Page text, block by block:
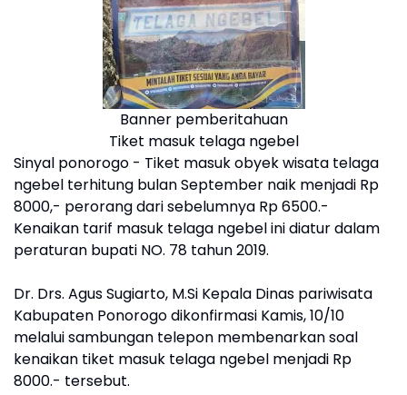
Banner pemberitahuan
Tiket masuk telaga ngebel
Sinyal ponorogo - Tiket masuk obyek wisata telaga
ngebel terhitung bulan September naik menjadi Rp
8000,- perorang dari sebelumnya Rp 6500.-
Kenaikan tarif masuk telaga ngebel ini diatur dalam
peraturan bupati NO. 78 tahun 2019.
Dr. Drs. Agus Sugiarto, M.Si Kepala Dinas pariwisata
Kabupaten Ponorogo dikonfirmasi Kamis, 10/10
melalui sambungan telepon membenarkan soal
kenaikan tiket masuk telaga ngebel menjadi Rp
8000.- tersebut.